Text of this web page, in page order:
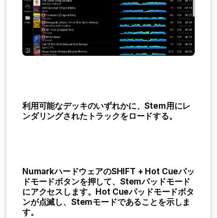
利用可能なデッキのいずれかに、Stem用にレ
ンダリングされたトラックをロードする。
NumarkハードウェアのSHIFT + Hot Cueパッ
ドモードボタンを押して、Stemパッドモード
にアクセスします。Hot Cueパッドモードボタ
ンが点滅し、Stemモードであることを示しま
す。